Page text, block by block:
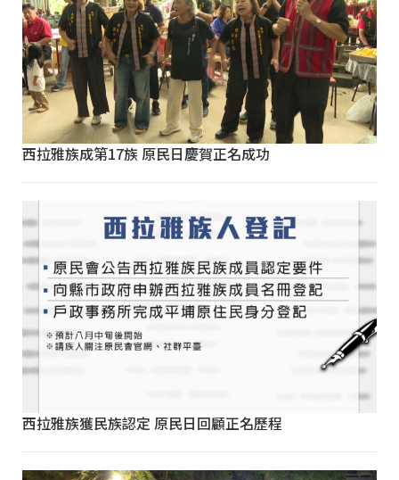
西拉雅族成第17族 原民日慶賀正名成功
西拉雅族獲民族認定 原民日回顧正名歷程